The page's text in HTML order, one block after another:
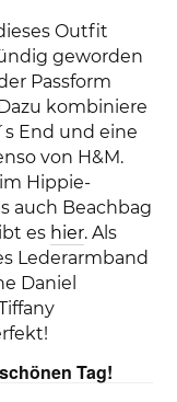
Outfit
geworden
Passform
kombiniere
End und eine
von H&M.
Hippie-
auch Beachbag
es hier. Als
Lederarmband
Daniel
Tag!